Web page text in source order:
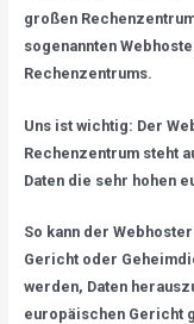
großen
sogenannten
Rechenzentrums.
Uns ist wichtig: Der
Rechenzentrum steht
Daten die sehr hohen
So kann der
Gericht oder
werden, Daten
europäischen Gericht